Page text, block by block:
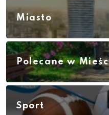
Miasto
Polecane w
Sport